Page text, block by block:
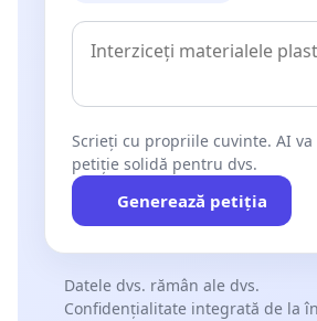
Scrieți cu propriile cuvinte. AI va
petiție solidă pentru dvs.
Generează petiția
Datele dvs. rămân ale dvs.
Confidențialitate integrată de la